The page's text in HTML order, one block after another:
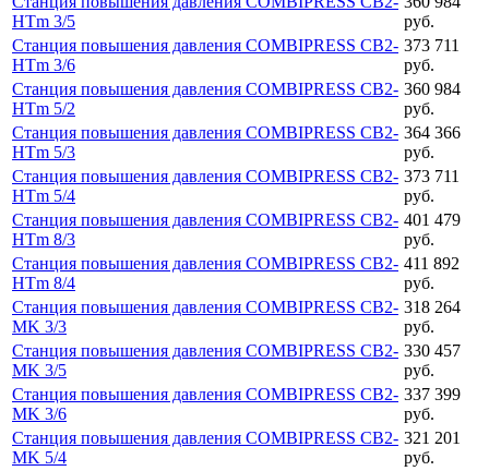
HTm 3/5
руб.
Станция повышения давления COMBIPRESS CB2-
HTm 3/6
373 711
руб.
Станция повышения давления COMBIPRESS CB2-
HTm 5/2
360 984
руб.
Станция повышения давления COMBIPRESS CB2-
HTm 5/3
364 366
руб.
Станция повышения давления COMBIPRESS CB2-
HTm 5/4
373 711
руб.
Станция повышения давления COMBIPRESS CB2-
HTm 8/3
401 479
руб.
Станция повышения давления COMBIPRESS CB2-
HTm 8/4
411 892
руб.
Станция повышения давления COMBIPRESS CB2-
MK 3/3
318 264
руб.
Станция повышения давления COMBIPRESS CB2-
MK 3/5
330 457
руб.
Станция повышения давления COMBIPRESS CB2-
MK 3/6
337 399
руб.
Станция повышения давления COMBIPRESS CB2-
MK 5/4
321 201
руб.